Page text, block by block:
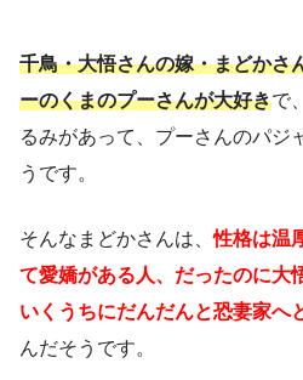
千鳥・大悟さんの嫁・まどかさ
ーのくまのプーさんが大好きで
るみがあって、プーさんのパジ
うです。
そんなまどかさんは、性格は温
て愛嬌がある人、だったのに大
いくうちにだんだんと恐妻家へ
んだそうです。